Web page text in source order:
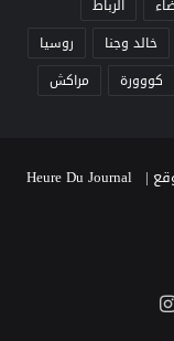
الرباط
خالد وجنا
روسيا
كووورة مراكش